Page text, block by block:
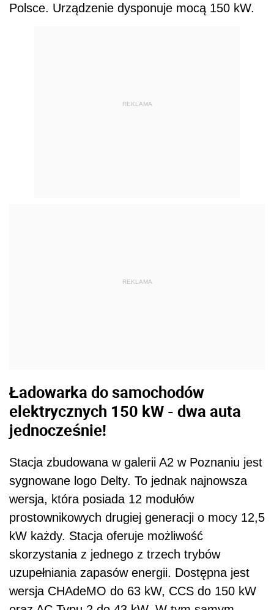
Polsce. Urządzenie dysponuje mocą 150 kW.
REKLAMA
skorzystania z jednego z trzech trybów
uzupełniania zapasów energii. Dostępna jest
wersja CHAdeMO do 63 kW, CCS do 150 kW
oraz AC Typu 2 do 43 kW. W tym samym
czasie z ładowarki korzystać mogą dwa
GreenWay już dziś jest polskim potentatem na
rynku ładowarek elektryczny. To największy
operator w kraju. W sieci zarządzanej przez
firmę znajduje się ponad 100 stacji dającej
możliwość uzupełniania zapasów energii w
pojeździe elektrycznym z mocą 50 kW. W ten